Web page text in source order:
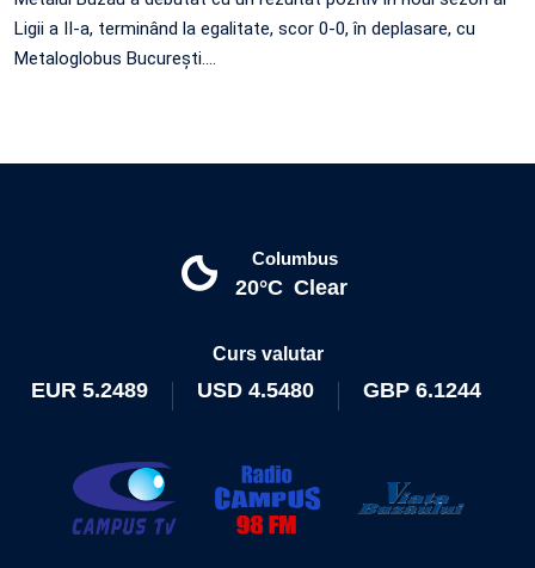
Ligii a II-a, terminând la egalitate, scor 0-0, în deplasare, cu
Metaloglobus București.…
Columbus
20°C Clear
Curs valutar
EUR 5.2489 USD 4.5480 GBP 6.1244